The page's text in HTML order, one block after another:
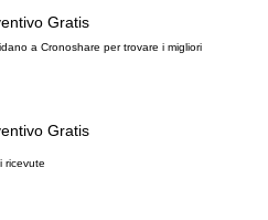
Gratis
Gratis
a Cronoshare per trovare i migliori
ricevute